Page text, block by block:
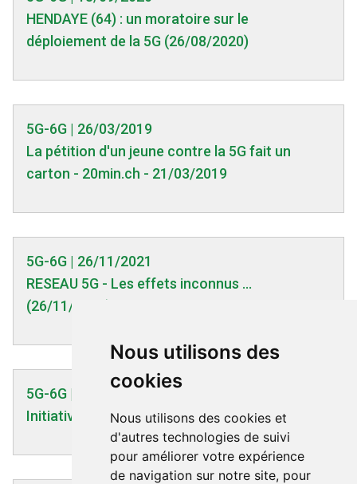
Nous utilisons des
cookies
Nous utilisons des cookies et
d'autres technologies de suivi
pour améliorer votre expérience
de navigation sur notre site, pour
HENDAYE (64) : un moratoire sur le
déploiement de la 5G (26/08/2020)
5G-6G | 26/03/2019
La pétition d'un jeune contre la 5G fait un
carton - 20min.ch - 21/03/2019
5G-6G | 26/11/2021
RESEAU 5G - Les effets inconnus ...
(26/11/2021)
5G-6G | 03/04/2022
Initiative Citoyenne Européenne (ICE)